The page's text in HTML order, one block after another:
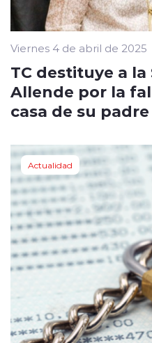
Viernes 4 de abril de 2025
TC destituye a
Allende por la
casa de su padre
Actualidad